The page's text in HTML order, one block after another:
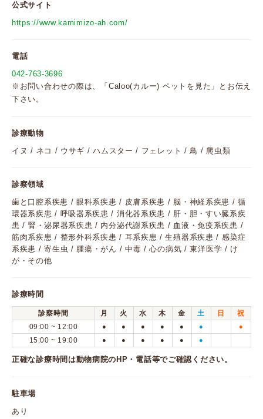
公式サイト
https://www.kamimizo-ah.com/
電話
042-763-3696
※お問い合わせの際は、「Caloo(カルー) ペットを見た」とお伝え
下さい。
診療動物
イヌ / ネコ / ウサギ / ハムスター / フェレット / 鳥 / 爬虫類
診察領域
歯と口腔系疾患 / 眼科系疾患 / 皮膚系疾患 / 脳・神経系疾患 / 循
環器系疾患 / 呼吸器系疾患 / 消化器系疾患 / 肝・胆・すい臓系疾
患 / 腎・泌尿器系疾患 / 内分泌代謝系疾患 / 血液・免疫系疾患 /
筋肉系疾患 / 整形外科系疾患 / 耳系疾患 / 生殖器系疾患 / 感染症
系疾患 / 寄生虫 / 腫瘍・がん / 中毒 / 心の病気 / 東洋医学 / け
が・その他
診療時間
診察時間 月 火 水 木 金 土 日
祝
09:00 ~ 12:00
● ● ● ● ● ● ●
15:00 ~ 19:00 ● ● ● ● ● ●
正確な診療時間は動物病院のHP・電話等でご確認ください。
駐車場
あり